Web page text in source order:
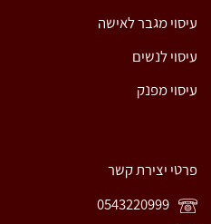
עיסוי מגבר לאישה
עיסוי לנשים
עיסוי מפנק
פרטי יצירת קשר